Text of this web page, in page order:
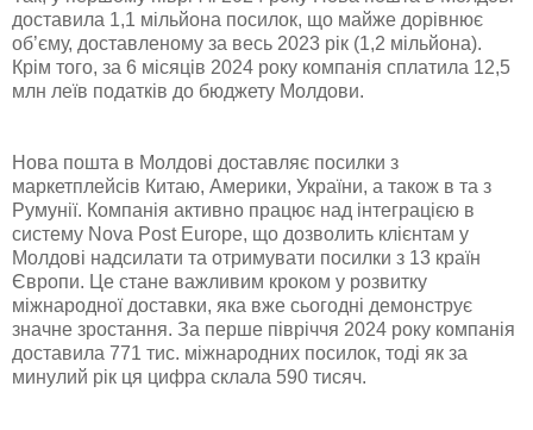
доставила 1,1 мільйона посилок, що майже дорівнює
об’єму, доставленому за весь 2023 рік (1,2 мільйона).
Крім того, за 6 місяців 2024 року компанія сплатила 12,5
млн леїв податків до бюджету Молдови.
Нова пошта в Молдові доставляє посилки з
маркетплейсів Китаю, Америки, України, а також в та з
Румунії. Компанія активно працює над інтеграцією в
систему Nova Post Europe, що дозволить клієнтам у
Молдові надсилати та отримувати посилки з 13 країн
Європи. Це стане важливим кроком у розвитку
міжнародної доставки, яка вже сьогодні демонструє
значне зростання. За перше півріччя 2024 року компанія
доставила 771 тис. міжнародних посилок, тоді як за
минулий рік ця цифра склала 590 тисяч.